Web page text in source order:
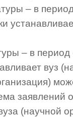
– в
– в
вуз
заявлений
(научной